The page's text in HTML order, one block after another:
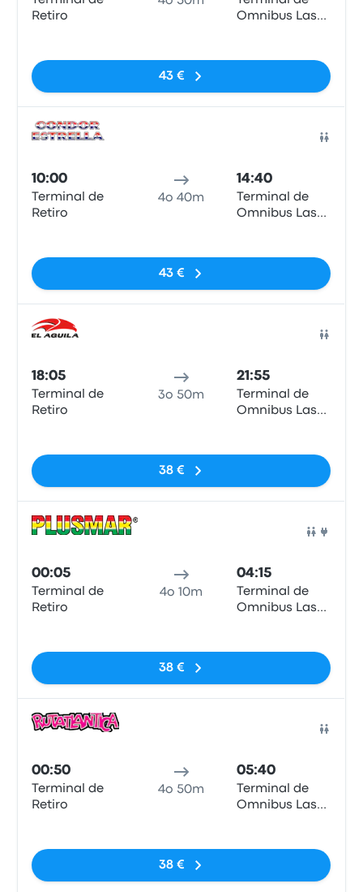
Retiro
Omnibus Las
43 €
10:00
Terminal de
Retiro
4o 40m
14:40
Terminal de
Omnibus Las
43 €
18:05
Terminal de
Retiro
3o 50m
21:55
Terminal de
Omnibus Las
38 €
00:05
Terminal de
Retiro
4o 10m
04:15
Terminal de
Omnibus Las
38 €
00:50
Terminal de
Retiro
4o 50m
05:40
Terminal de
Omnibus Las
38 €